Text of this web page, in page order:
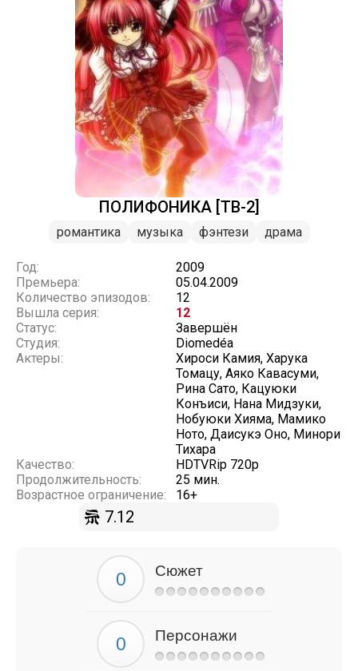
ПОЛИФОНИКА [ТВ-2]
романтика музыка фэнтези драма
Год:
2009
Премьера:
05.04.2009
Количество эпизодов:
12
Вышла серия:
12
Статус:
Завершён
Студия:
Diomedéa
Актеры:
Хироси Камия, Харука
Томацу, Аяко Кавасуми,
Рина Сато, Кацуюки
Конъиси, Нана Мидзуки,
Нобуюки Хияма, Мамико
Ното, Даисукэ Оно, Минори
Тихара
Качество:
HDTVRip 720p
Продолжительность:
25 мин.
Возрастное ограничение:
16+
7.12
Сюжет
Персонажи